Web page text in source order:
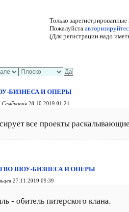
Только
Пожалуйста
(Для регистрации надо
БИЗНЕСА И ОПЕРЫ
Семёнович 28.10.2019 01:21
все проекты
ШОУ-БИЗНЕСА И ОПЕРЫ
27.11.2019 09:39
- обитель питерского клана.